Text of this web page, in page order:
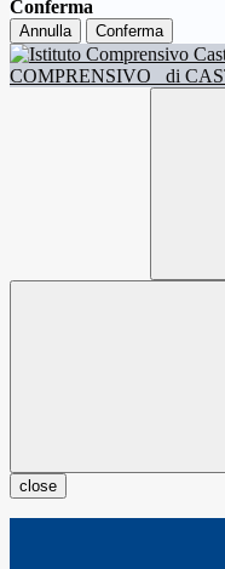
Conferma
Annulla Conferma
COMPRENSIVO
di
close